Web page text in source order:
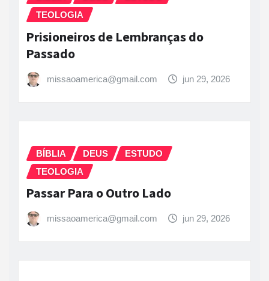
TEOLOGIA
Prisioneiros de Lembranças do
Passado
missaoamerica@gmail.com jun 29, 2026
BÍBLIA DEUS
ESTUDO
TEOLOGIA
Passar Para o Outro Lado
missaoamerica@gmail.com jun 29, 2026